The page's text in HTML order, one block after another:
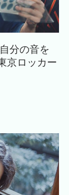
分の音を
京ロッカー